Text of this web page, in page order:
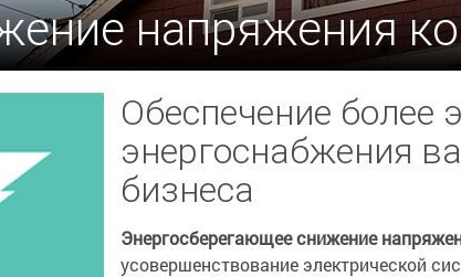
напряжения
Обеспечение более
энергоснабжения
бизнеса
Энергосберегающее снижение
усовершенствование электрической